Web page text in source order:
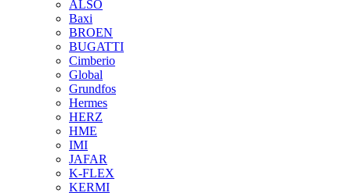
ALSO
Baxi
BROEN
BUGATTI
Cimberio
Global
Grundfos
Hermes
HERZ
HME
IMI
JAFAR
K-FLEX
KERMI